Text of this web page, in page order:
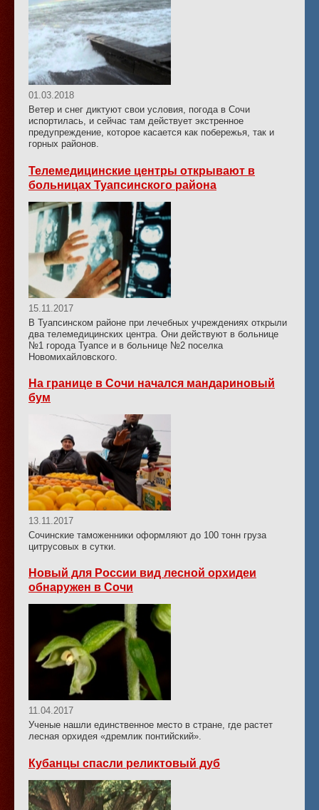
01.03.2018
Ветер и снег диктуют свои условия, погода в Сочи
испортилась, и сейчас там действует экстренное
предупреждение, которое касается как побережья, так и
горных районов.
Телемедицинские центры открывают в
больницах Туапсинского района
15.11.2017
В Туапсинском районе при лечебных учреждениях открыли
два телемедицинских центра. Они действуют в больнице
№1 города Туапсе и в больнице №2 поселка
Новомихайловского.
На границе в Сочи начался мандариновый
бум
13.11.2017
Сочинские таможенники оформляют до 100 тонн груза
цитрусовых в сутки.
Новый для России вид лесной орхидеи
обнаружен в Сочи
11.04.2017
Ученые нашли единственное место в стране, где растет
лесная орхидея «дремлик понтийский».
Кубанцы спасли реликтовый дуб